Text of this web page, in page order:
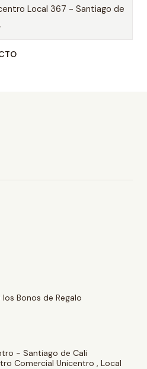
Local 367 - Santiago de
Bonos de Regalo
- Santiago de Cali
Comercial Unicentro , Local